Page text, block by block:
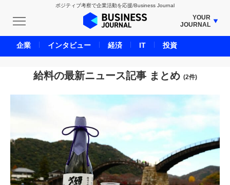
ポジティブ考察で企業活動を応援/Business Journal
YOUR
JOURNAL
BUSINESS JOURNAL
UNICORN JOURNAL
CARBON CREDITS JOURNAL
ENERGY MANAGEMENT JOURNAL
INBOUND JOURNAL
LIFE ENDING JOURNAL
AI JOURNAL
REAL ESTATE BROKERAGE JOURNAL
SMART MARKETING JOURNAL
給料の最新ニュース記事 まとめ (2件)
企業 インタビュー 経済 IT 投資